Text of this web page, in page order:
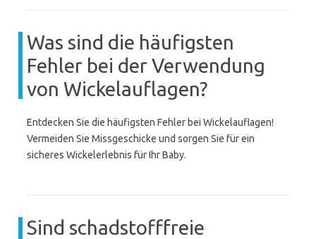
Was sind die häufigsten
Fehler bei der Verwendung
von Wickelauflagen?
Entdecken Sie die häufigsten Fehler bei Wickelauflagen!
Vermeiden Sie Missgeschicke und sorgen Sie für ein
sicheres Wickelerlebnis für Ihr Baby.
Sind schadstofffreie